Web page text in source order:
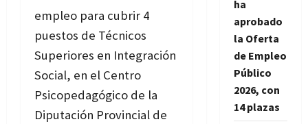
empleo para cubrir 4
puestos de Técnicos
Superiores en Integración
Social, en el Centro
Psicopedagógico de la
Diputación Provincial de
ha
aprobado
la Oferta
de Empleo
Público
2026, con
14 plazas